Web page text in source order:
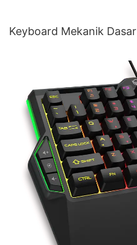
Keyboard Mekanik Dasar